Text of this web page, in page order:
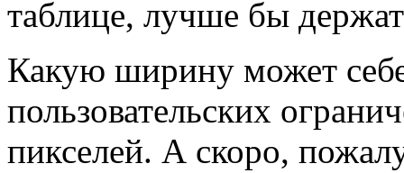
таблице, лучше бы
Какую ширину может себе
пользовательских
пикселей. А скоро,